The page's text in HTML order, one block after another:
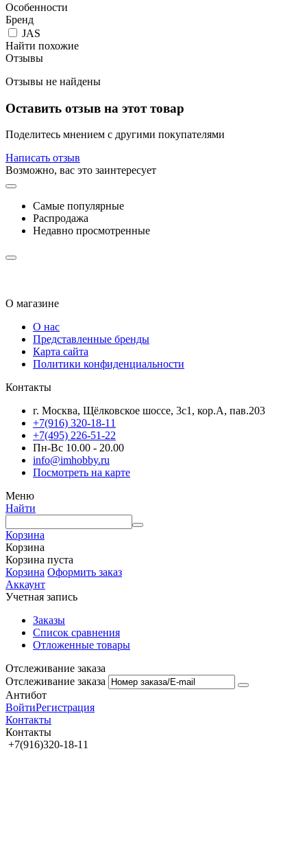
Особенности
Бренд
JAS
Найти похожие
Отзывы
Отзывы не найдены
Оставить отзыв на этот товар
Поделитесь мнением с другими покупателями
Написать отзыв
Возможно, вас это заинтересует
Самые популярные
Распродажа
Недавно просмотренные
О магазине
О нас
Представленные бренды
Карта сайта
Политики конфиденциальности
Контакты
г. Москва, Щёлковское шоссе, 3с1, кор.А, пав.203
+7(916) 320-18-11
+7(495) 226-51-22
Пн-Вс 10.00 - 20.00
info@imhobby.ru
Посмотреть на карте
Меню
Найти
Корзина
Корзина
Корзина пуста
Корзина Оформить заказ
Аккаунт
Учетная запись
Заказы
Список сравнения
Отложенные товары
Отслеживание заказа
Отслеживание заказа
Антибот
ВойтиРегистрация
Контакты
Контакты
+7(916)320-18-11